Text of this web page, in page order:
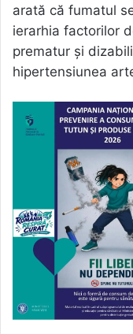
arată că fumatul
ierarhia factorilor
prematur și
hipertensiunea